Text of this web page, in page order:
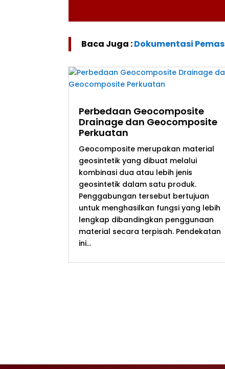
Baca Juga :Dokumentasi
Perbedaan Geocomposite
Drainage dan Geocomposite
Perkuatan
Geocomposite merupakan material
geosintetik yang dibuat melalui
kombinasi dua atau lebih jenis
geosintetik dalam satu produk.
Penggabungan tersebut bertujuan
untuk menghasilkan fungsi yang lebih
lengkap dibandingkan penggunaan
material secara terpisah. Pendekatan
ini...